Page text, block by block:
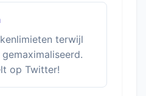
terwijl
op Twitter!